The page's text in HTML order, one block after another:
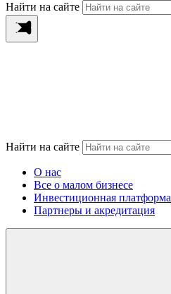
Найти на сайте
Найти на сайте
О нас
Все о малом бизнесе
Инвестиционная платформа
Партнеры и акредитация